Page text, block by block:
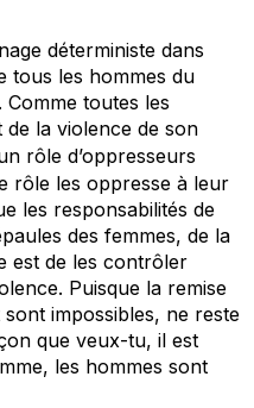
déterministe dans
tous les hommes du
toutes les
de la violence de son
rôle d’oppresseurs
rôle les oppresse à leur
les responsabilités de
des femmes, de la
est de les contrôler
Puisque la remise
impossibles, ne reste
que veux-tu, il est
les hommes sont